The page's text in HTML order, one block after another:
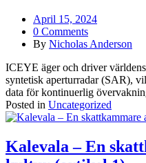
April 15, 2024
0 Comments
By Nicholas Anderson
ICEYE äger och driver
syntetisk aperturradar (SAR),
data för kontinuerlig
Posted in Uncategorized
Kalevala – En